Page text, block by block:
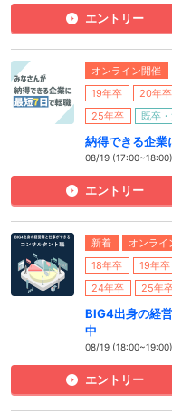
エントリー
オンライン開催
19年卒
20年卒
25年卒
既卒
納得できる企業
08/19 (17:00~18:00)
エントリー
新着 オンライ
18年卒
19年卒
24年卒
25年
BIG4出身の経
中
08/19 (18:00~19:00)
エントリー